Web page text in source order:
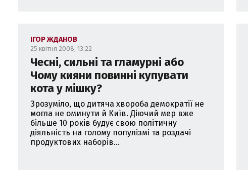
ІГОР ЖДАНОВ
25 квітня 2008, 13:22
Чесні, сильні та гламурні або
Чому кияни повинні купувати
кота у мішку?
Зрозуміло, що дитяча хвороба демократії не
могла не оминути й Київ. Діючий мер вже
більше 10 років будує свою політичну
діяльність на голому популізмі та роздачі
продуктових наборів...